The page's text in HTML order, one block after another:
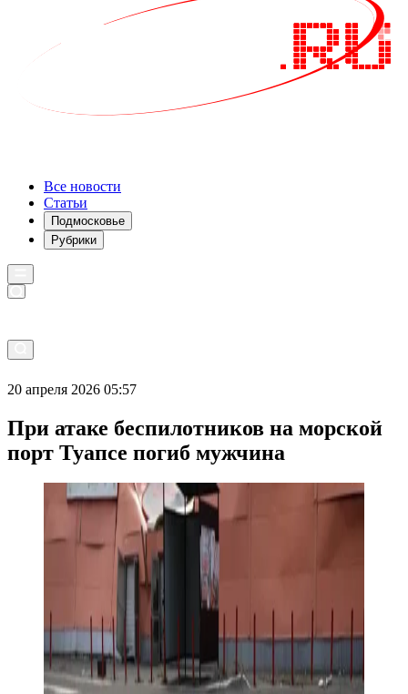
Все новости
Статьи
Подмосковье
Рубрики
20 апреля 2026 05:57
При атаке беспилотников на морской
порт Туапсе погиб мужчина